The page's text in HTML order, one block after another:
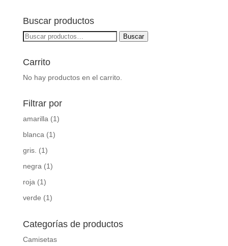
Buscar productos
Buscar
Buscar
Carrito
No hay productos en el carrito.
Filtrar por
amarilla (1)
blanca (1)
gris. (1)
negra (1)
roja (1)
verde (1)
Categorías de productos
Camisetas